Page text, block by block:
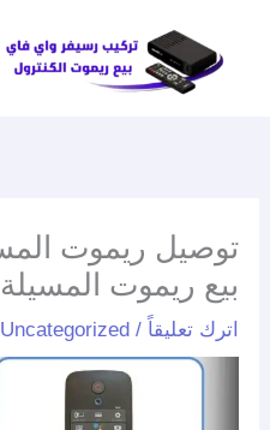
المحتوى
بيع ريموت المسيلة
اترك تعليقاً /
Uncategorized